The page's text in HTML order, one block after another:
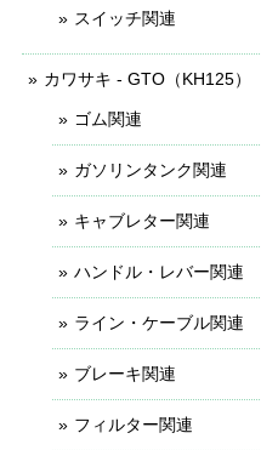
スイッチ関連
カワサキ - GTO（KH125）
ゴム関連
ガソリンタンク関連
キャブレター関連
ハンドル・レバー関連
ライン・ケーブル関連
ブレーキ関連
フィルター関連